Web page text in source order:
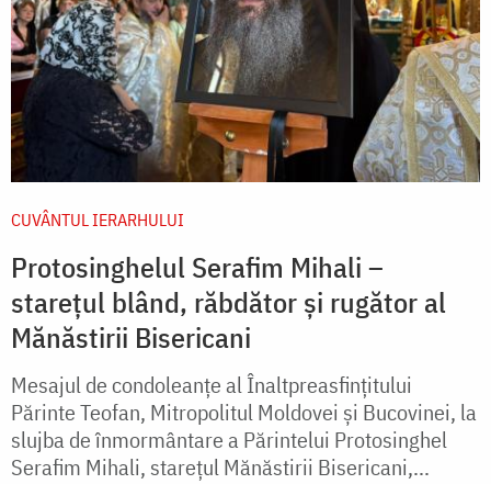
CUVÂNTUL IERARHULUI
Protosinghelul Serafim Mihali –
starețul blând, răbdător și rugător al
Mănăstirii Bisericani
Mesajul de condoleanțe al Înaltpreasfințitului
Părinte Teofan, Mitropolitul Moldovei și Bucovinei, la
slujba de înmormântare a Părintelui Protosinghel
Serafim Mihali, starețul Mănăstirii Bisericani,...